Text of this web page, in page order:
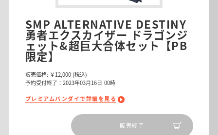
SMP ALTERNATIVE DESTINY
勇者エクスカイザー ドラゴンジ
ェット&超巨大合体セット【PB
限定】
販売価格: ￥12,000 (税込)
予約受付終了：2023年03月16日 00時
プレミアムバンダイで詳細を見る
販売終了